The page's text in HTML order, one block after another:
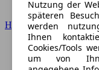
Hyundai
Nutzung der
späteren
werden
Ihnen
Cookies/Tools
um von